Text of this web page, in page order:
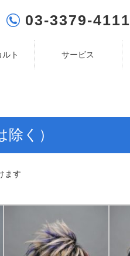
03-3379-4111
ト サービス
く）
ます